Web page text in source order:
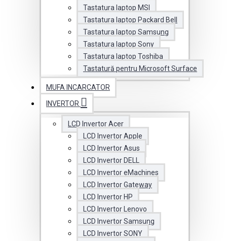
Tastatura laptop MSI
Tastatura laptop Packard Bell
Tastatura laptop Samsung
Tastatura laptop Sony
Tastatura laptop Toshiba
Tastatură pentru Microsoft Surface
MUFA INCARCATOR
INVERTOR
LCD Invertor Acer
LCD Invertor Apple
LCD Invertor Asus
LCD Invertor DELL
LCD Invertor eMachines
LCD Invertor Gateway
LCD Invertor HP
LCD Invertor Lenovo
LCD Invertor Samsung
LCD Invertor SONY